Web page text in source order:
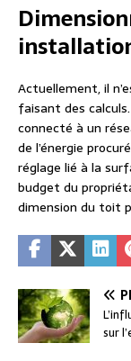
Actuellement, il
faisant des
connecté à un
de l’énergie
réglage lié à la
budget du
dimension du toit
sur